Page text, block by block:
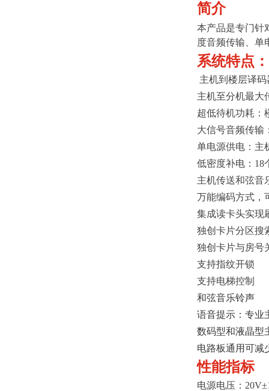
简介
本产品是专门针
度音频传输、单
系统特点：
主机到楼层译
主机至分机最大
超低待机功耗：
大信号音频传输
单电源供电：主
低密度补电：18
主机传送和弦音
万能编码方式，
集成读卡头实现
独创卡片分区搜
独创卡片与房号
支持指纹开锁
支持电梯控制
和弦音乐铃声
语音提示：专业
数码型和液晶型
电路板通用可减
性能指标
电源电压：